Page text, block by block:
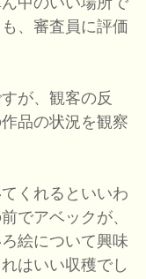
、審査員に評価
が、観客の反
品の状況を観察
くれるといいわ
でアベックが、
絵について興味
はいい収穫でし